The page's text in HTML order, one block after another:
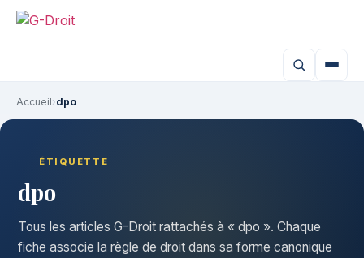
Accueil›dpo
ÉTIQUETTE
dpo
Tous les articles G-Droit rattachés à « dpo ». Chaque
fiche associe la règle de droit dans sa forme canonique